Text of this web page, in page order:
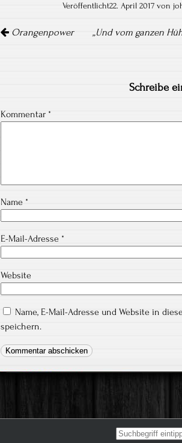
Veröffentlicht22. April 2017 von
Navigation
Orangenpower „Und vom ganzen
Schreibe
Kommentar *
Name *
E-Mail-Adresse *
Website
Name, E-Mail-Adresse und Website in
speichern.
Search for: